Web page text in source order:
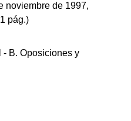
noviembre de 1997,
pág.)
- B. Oposiciones y